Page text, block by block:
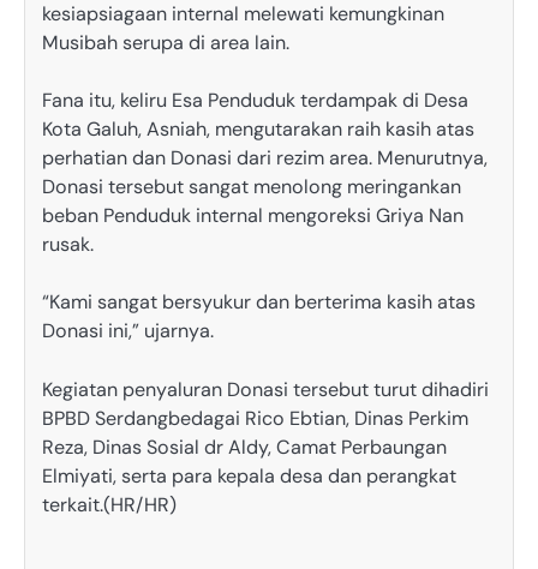
kesiapsiagaan internal melewati kemungkinan
Musibah serupa di area lain.
Fana itu, keliru Esa Penduduk terdampak di Desa
Kota Galuh, Asniah, mengutarakan raih kasih atas
perhatian dan Donasi dari rezim area. Menurutnya,
Donasi tersebut sangat menolong meringankan
beban Penduduk internal mengoreksi Griya Nan
rusak.
“Kami sangat bersyukur dan berterima kasih atas
Donasi ini,” ujarnya.
Kegiatan penyaluran Donasi tersebut turut dihadiri
BPBD Serdangbedagai Rico Ebtian, Dinas Perkim
Reza, Dinas Sosial dr Aldy, Camat Perbaungan
Elmiyati, serta para kepala desa dan perangkat
terkait.(HR/HR)